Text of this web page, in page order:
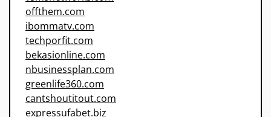
offthem.com
ibommatv.com
techporfit.com
bekasionline.com
nbusinessplan.com
greenlife360.com
cantshoutitout.com
expressufabet.biz